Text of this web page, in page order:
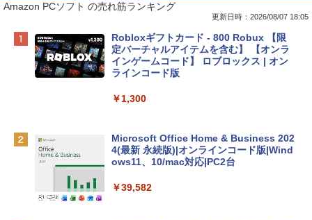
Apple 2026 MacBook Neo A18 Proチッ
プ搭載13インチノートブック：AIとAppl
e Intelligence、Liquid Retinaディスプ
レイ、8GBメモリ、512GB SSD、1080p
ィゴ + 3年延長 AppleCare+ for 13インチ
￥162,598
ンケース Dell NEC Lavie ASUS HP dyna
Amazon PCソフト の売れ筋ランキング
更新日時：2026/08/07 18:05
Robloxギフトカード - 800 Robux 【限
定バーチャルアイテムを含む】 【オンラ
インゲームコード】 ロブロックス | オン
ラインコード版
￥1,300
Microsoft Office Home & Business 202
4(最新 永続版)|オンラインコード版|Wind
ows11、10/mac対応|PC2台
￥39,582